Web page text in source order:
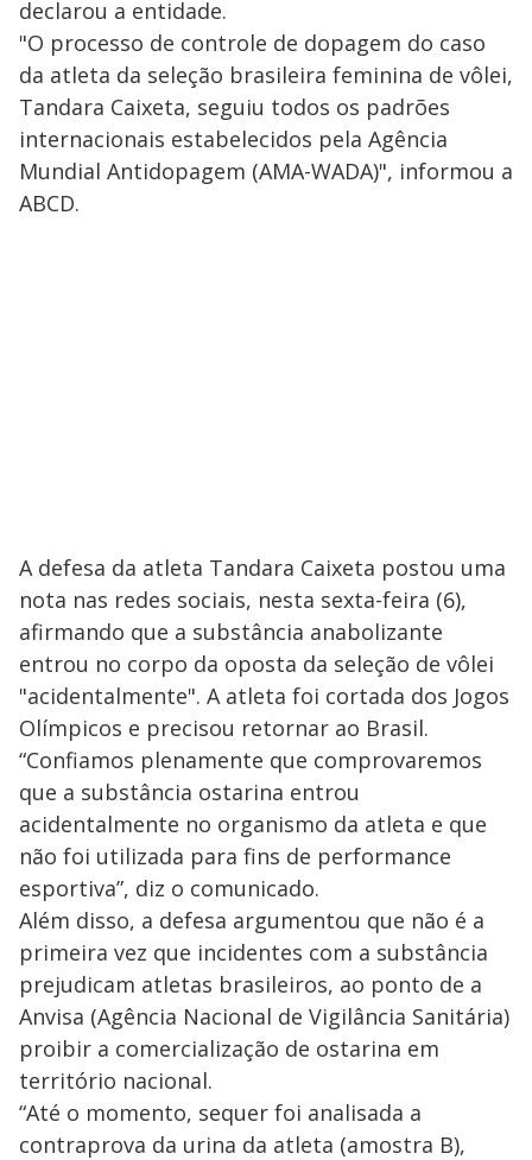
declarou a entidade.
"O processo de controle de dopagem do caso
da atleta da seleção brasileira feminina de vôlei,
Tandara Caixeta, seguiu todos os padrões
internacionais estabelecidos pela Agência
Mundial Antidopagem (AMA-WADA)", informou a
ABCD.
A defesa da atleta Tandara Caixeta postou uma
nota nas redes sociais, nesta sexta-feira (6),
afirmando que a substância anabolizante
entrou no corpo da oposta da seleção de vôlei
"acidentalmente". A atleta foi cortada dos Jogos
Olímpicos e precisou retornar ao Brasil.
“Confiamos plenamente que comprovaremos
que a substância ostarina entrou
acidentalmente no organismo da atleta e que
não foi utilizada para fins de performance
esportiva”, diz o comunicado.
Além disso, a defesa argumentou que não é a
primeira vez que incidentes com a substância
prejudicam atletas brasileiros, ao ponto de a
Anvisa (Agência Nacional de Vigilância Sanitária)
proibir a comercialização de ostarina em
território nacional.
“Até o momento, sequer foi analisada a
contraprova da urina da atleta (amostra B),